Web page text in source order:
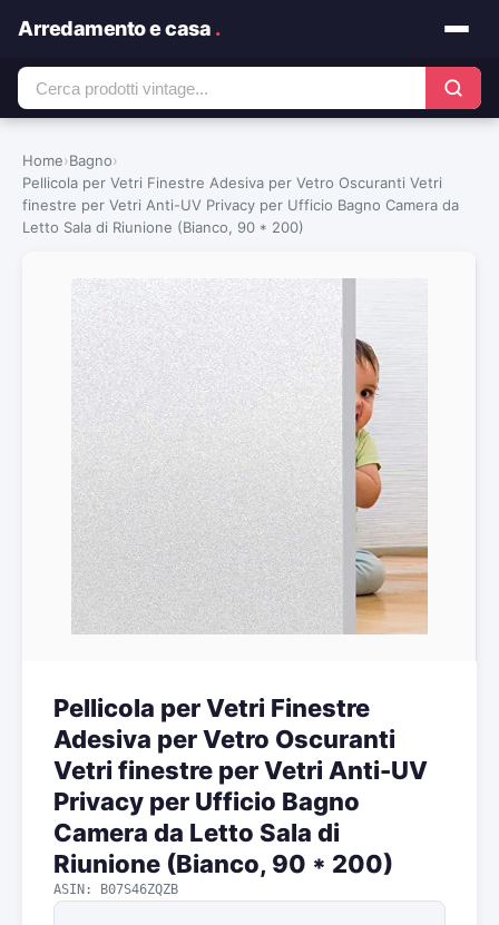
Arredamento e casa .
Home›Bagno›
Pellicola per Vetri Finestre Adesiva per Vetro Oscuranti Vetri
finestre per Vetri Anti-UV Privacy per Ufficio Bagno Camera da
Letto Sala di Riunione (Bianco, 90 * 200)
Pellicola per Vetri Finestre
Adesiva per Vetro Oscuranti
Vetri finestre per Vetri Anti-UV
Privacy per Ufficio Bagno
Camera da Letto Sala di
Riunione (Bianco, 90 * 200)
ASIN: B07S46ZQZB